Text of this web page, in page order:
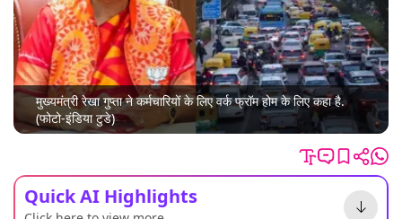
मुख्यमंत्री रेखा गुप्ता ने कर्मचारियों के लिए वर्क फ्रॉम होम के लिए कहा है.
(फोटो-इंडिया टुडे)
Quick AI Highlights